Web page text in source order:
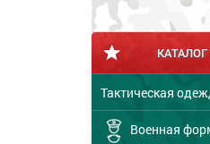
Тактическая
Военная